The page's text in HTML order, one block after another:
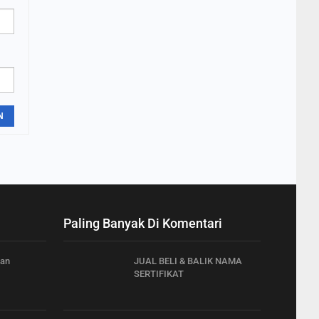
Paling Banyak Di Komentari
JUAL BELI & BALIK NAMA
SERTIFIKAT